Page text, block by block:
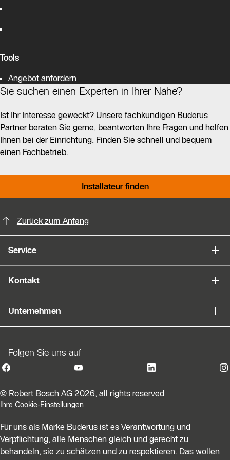
Tools
Angebot anfordern
Sie suchen einen Experten in Ihrer Nähe?
Ist Ihr Interesse geweckt? Unsere fachkundigen Buderus
Partner beraten Sie gerne, beantworten Ihre Fragen und helfen
Ihnen bei der Einrichtung. Finden Sie schnell und bequem
einen Fachbetrieb.
Installateur finden
Zurück zum Anfang
Service
Kontakt
Unternehmen
Folgen Sie uns auf
© Robert Bosch AG 2026, all rights reserved
Ihre Cookie-Einstellungen
Für uns als Marke Buderus ist es Verantwortung und
Verpflichtung, alle Menschen gleich und gerecht zu
behandeln, sie zu schätzen und zu respektieren. Das wollen